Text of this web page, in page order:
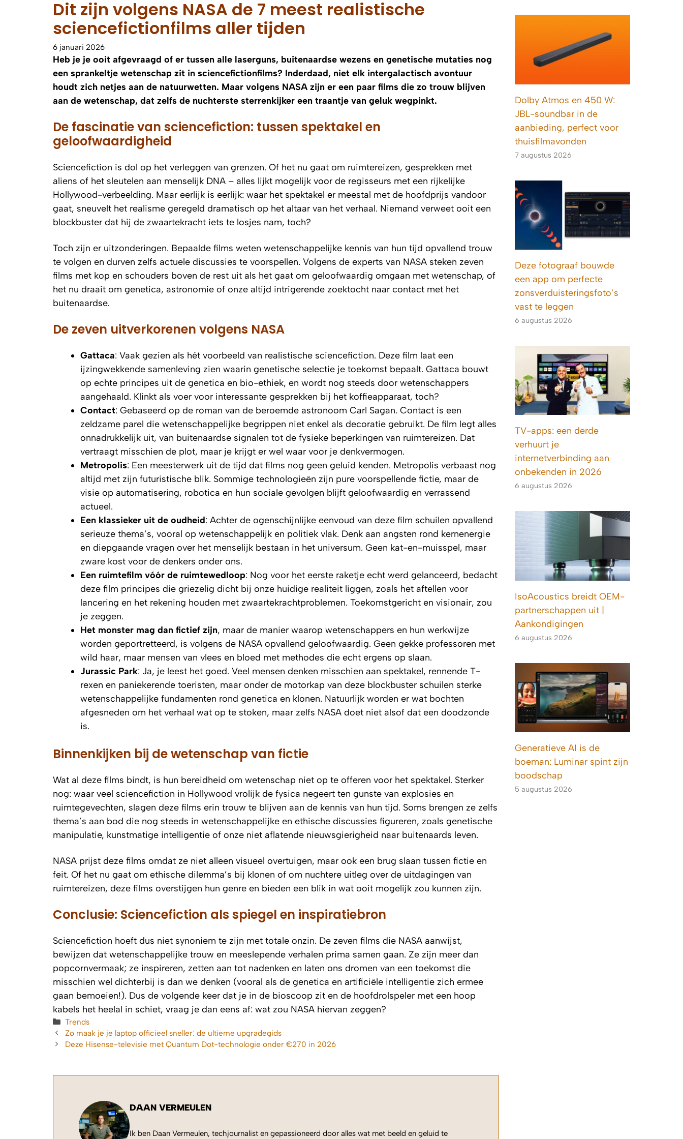
Dit zijn volgens NASA de 7 meest realistische
sciencefictionfilms aller tijden
6 januari 2026
Heb je je ooit afgevraagd of er tussen alle laserguns, buitenaardse wezens en genetische mutaties nog
een sprankeltje wetenschap zit in sciencefictionfilms? Inderdaad, niet elk intergalactisch avontuur
houdt zich netjes aan de natuurwetten. Maar volgens NASA zijn er een paar films die zo trouw blijven
aan de wetenschap, dat zelfs de nuchterste sterrenkijker een traantje van geluk wegpinkt.
De fascinatie van sciencefiction: tussen spektakel en
geloofwaardigheid
Sciencefiction is dol op het verleggen van grenzen. Of het nu gaat om ruimtereizen, gesprekken met
aliens of het sleutelen aan menselijk DNA – alles lijkt mogelijk voor de regisseurs met een rijkelijke
Hollywood-verbeelding. Maar eerlijk is eerlijk: waar het spektakel er meestal met de hoofdprijs vandoor
gaat, sneuvelt het realisme geregeld dramatisch op het altaar van het verhaal. Niemand verweet ooit een
blockbuster dat hij de zwaartekracht iets te losjes nam, toch?
Toch zijn er uitzonderingen. Bepaalde films weten wetenschappelijke kennis van hun tijd opvallend trouw
te volgen en durven zelfs actuele discussies te voorspellen. Volgens de experts van NASA steken zeven
films met kop en schouders boven de rest uit als het gaat om geloofwaardig omgaan met wetenschap, of
het nu draait om genetica, astronomie of onze altijd intrigerende zoektocht naar contact met het
buitenaardse.
De zeven uitverkorenen volgens NASA
Gattaca: Vaak gezien als hét voorbeeld van realistische sciencefiction. Deze film laat een
ijzingwekkende samenleving zien waarin genetische selectie je toekomst bepaalt. Gattaca bouwt
op echte principes uit de genetica en bio-ethiek, en wordt nog steeds door wetenschappers
aangehaald. Klinkt als voer voor interessante gesprekken bij het koffieapparaat, toch?
Contact: Gebaseerd op de roman van de beroemde astronoom Carl Sagan. Contact is een
zeldzame parel die wetenschappelijke begrippen niet enkel als decoratie gebruikt. De film legt alles
onnadrukkelijk uit, van buitenaardse signalen tot de fysieke beperkingen van ruimtereizen. Dat
vertraagt misschien de plot, maar je krijgt er wel waar voor je denkvermogen.
Metropolis: Een meesterwerk uit de tijd dat films nog geen geluid kenden. Metropolis verbaast nog
altijd met zijn futuristische blik. Sommige technologieën zijn pure voorspellende fictie, maar de
visie op automatisering, robotica en hun sociale gevolgen blijft geloofwaardig en verrassend
actueel.
Een klassieker uit de oudheid: Achter de ogenschijnlijke eenvoud van deze film schuilen opvallend
serieuze thema’s, vooral op wetenschappelijk en politiek vlak. Denk aan angsten rond kernenergie
en diepgaande vragen over het menselijk bestaan in het universum. Geen kat-en-muisspel, maar
zware kost voor de denkers onder ons.
Een ruimtefilm vóór de ruimtewedloop: Nog voor het eerste raketje echt werd gelanceerd, bedacht
deze film principes die griezelig dicht bij onze huidige realiteit liggen, zoals het aftellen voor
lancering en het rekening houden met zwaartekrachtproblemen. Toekomstgericht en visionair, zou
je zeggen.
Het monster mag dan fictief zijn, maar de manier waarop wetenschappers en hun werkwijze
worden geportretteerd, is volgens de NASA opvallend geloofwaardig. Geen gekke professoren met
wild haar, maar mensen van vlees en bloed met methodes die echt ergens op slaan.
Jurassic Park: Ja, je leest het goed. Veel mensen denken misschien aan spektakel, rennende T-
rexen en paniekerende toeristen, maar onder de motorkap van deze blockbuster schuilen sterke
wetenschappelijke fundamenten rond genetica en klonen. Natuurlijk worden er wat bochten
afgesneden om het verhaal wat op te stoken, maar zelfs NASA doet niet alsof dat een doodzonde
is.
Binnenkijken bij de wetenschap van fictie
Wat al deze films bindt, is hun bereidheid om wetenschap niet op te offeren voor het spektakel. Sterker
nog: waar veel sciencefiction in Hollywood vrolijk de fysica negeert ten gunste van explosies en
ruimtegevechten, slagen deze films erin trouw te blijven aan de kennis van hun tijd. Soms brengen ze zelfs
thema’s aan bod die nog steeds in wetenschappelijke en ethische discussies figureren, zoals genetische
manipulatie, kunstmatige intelligentie of onze niet aflatende nieuwsgierigheid naar buitenaards leven.
NASA prijst deze films omdat ze niet alleen visueel overtuigen, maar ook een brug slaan tussen fictie en
feit. Of het nu gaat om ethische dilemma’s bij klonen of om nuchtere uitleg over de uitdagingen van
ruimtereizen, deze films overstijgen hun genre en bieden een blik in wat ooit mogelijk zou kunnen zijn.
Conclusie: Sciencefiction als spiegel en inspiratiebron
Sciencefiction hoeft dus niet synoniem te zijn met totale onzin. De zeven films die NASA aanwijst,
bewijzen dat wetenschappelijke trouw en meeslepende verhalen prima samen gaan. Ze zijn meer dan
popcornvermaak; ze inspireren, zetten aan tot nadenken en laten ons dromen van een toekomst die
misschien wel dichterbij is dan we denken (vooral als de genetica en artificiële intelligentie zich ermee
gaan bemoeien!). Dus de volgende keer dat je in de bioscoop zit en de hoofdrolspeler met een hoop
kabels het heelal in schiet, vraag je dan eens af: wat zou NASA hiervan zeggen?
Categorieën
Trends
Zo maak je je laptop officieel sneller: de ultieme upgradegids
Deze Hisense-televisie met Quantum Dot-technologie onder €270 in 2026
DAAN VERMEULEN
Ik ben Daan Vermeulen, techjournalist en gepassioneerd door alles wat met beeld en geluid te
Dolby Atmos en 450 W:
JBL-soundbar in de
aanbieding, perfect voor
thuisfilmavonden
7 augustus 2026
Deze fotograaf bouwde
een app om perfecte
zonsverduisteringsfoto’s
vast te leggen
6 augustus 2026
TV-apps: een derde
verhuurt je
internetverbinding aan
onbekenden in 2026
6 augustus 2026
IsoAcoustics breidt OEM-
partnerschappen uit |
Aankondigingen
6 augustus 2026
Generatieve AI is de
boeman: Luminar spint zijn
boodschap
5 augustus 2026